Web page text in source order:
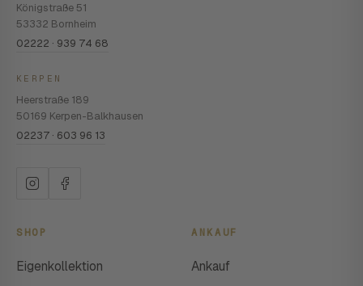
Königstraße 51
53332 Bornheim
02222 · 939 74 68
KERPEN
Heerstraße 189
50169 Kerpen-Balkhausen
02237 · 603 96 13
SHOP
Eigenkollektion
ANKAUF
Ankauf